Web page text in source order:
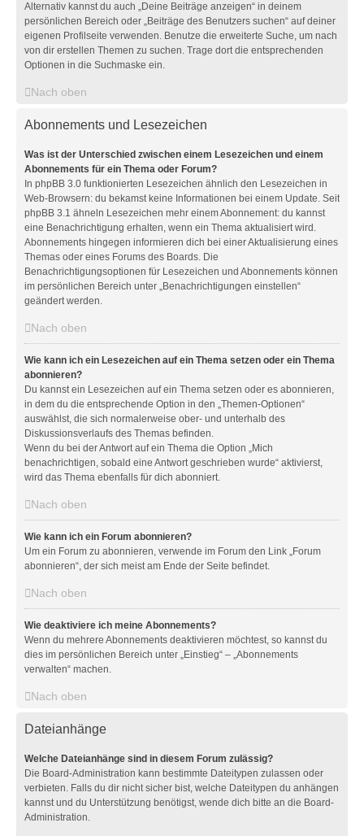
Alternativ kannst du auch „Deine Beiträge anzeigen“ in deinem
persönlichen Bereich oder „Beiträge des Benutzers suchen“ auf deiner
eigenen Profilseite verwenden. Benutze die erweiterte Suche, um nach
von dir erstellen Themen zu suchen. Trage dort die entsprechenden
Optionen in die Suchmaske ein.
Nach oben
Abonnements und Lesezeichen
Was ist der Unterschied zwischen einem Lesezeichen und einem
Abonnements für ein Thema oder Forum?
In phpBB 3.0 funktionierten Lesezeichen ähnlich den Lesezeichen in
Web-Browsern: du bekamst keine Informationen bei einem Update. Seit
phpBB 3.1 ähneln Lesezeichen mehr einem Abonnement: du kannst
eine Benachrichtigung erhalten, wenn ein Thema aktualisiert wird.
Abonnements hingegen informieren dich bei einer Aktualisierung eines
Themas oder eines Forums des Boards. Die
Benachrichtigungsoptionen für Lesezeichen und Abonnements können
im persönlichen Bereich unter „Benachrichtigungen einstellen“
geändert werden.
Nach oben
Wie kann ich ein Lesezeichen auf ein Thema setzen oder ein Thema
abonnieren?
Du kannst ein Lesezeichen auf ein Thema setzen oder es abonnieren,
in dem du die entsprechende Option in den „Themen-Optionen“
auswählst, die sich normalerweise ober- und unterhalb des
Diskussionsverlaufs des Themas befinden.
Wenn du bei der Antwort auf ein Thema die Option „Mich
benachrichtigen, sobald eine Antwort geschrieben wurde“ aktivierst,
wird das Thema ebenfalls für dich abonniert.
Nach oben
Wie kann ich ein Forum abonnieren?
Um ein Forum zu abonnieren, verwende im Forum den Link „Forum
abonnieren“, der sich meist am Ende der Seite befindet.
Nach oben
Wie deaktiviere ich meine Abonnements?
Wenn du mehrere Abonnements deaktivieren möchtest, so kannst du
dies im persönlichen Bereich unter „Einstieg“ – „Abonnements
verwalten“ machen.
Nach oben
Dateianhänge
Welche Dateianhänge sind in diesem Forum zulässig?
Die Board-Administration kann bestimmte Dateitypen zulassen oder
verbieten. Falls du dir nicht sicher bist, welche Dateitypen du anhängen
kannst und du Unterstützung benötigst, wende dich bitte an die Board-
Administration.